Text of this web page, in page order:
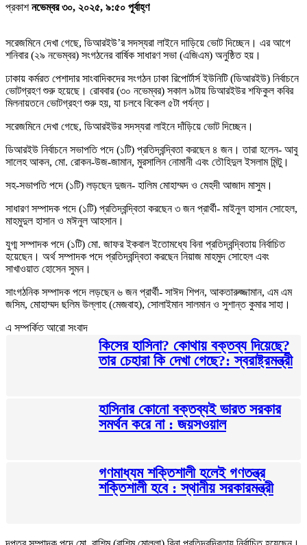
প্রকাশনভেম্বর ৩০, ২০২৫, ৯:৫০ পূর্বাহ্ণ
সরেজমিনে দেখা গেছে, ডিআরইউ’র সদস্যরা লাইনে দাড়িয়ে ভোট দিচ্ছেন। এর আগে
শনিবার (২৯ নভেম্বর) সংগঠনের বার্ষিক সাধারণ সভা (এজিএম) অনুষ্ঠিত হয়।
ঢাকায় কর্মরত পেশাদার সাংবাদিকদের সংগঠন ঢাকা রিপোর্টার্স ইউনিটি (ডিআরইউ) নির্বাচনে
ভোটগ্রহণ শুরু হয়েছে। রোববার (৩০ নভেম্বর) সকাল ৯টায় ডিআরইউর শফিকুল কবির
মিলনায়তনে ভোটগ্রহণ শুরু হয়, যা চলবে বিকেল ৫টা পর্যন্ত।
সরেজমিনে দেখা গেছে, ডিআরইউর সদস্যরা লাইনে দাঁড়িয়ে ভোট দিচ্ছেন।
ডিআরইউ নির্বাচনে সভাপতি পদে (১টি) প্রতিদ্বন্দ্বিতা করছেন ৪ জন। তারা হলেন- আবু
সালেহ আকন, মো. রোকন-উজ-জামান, মুরসালিন নোমানী এবং তৌহিদুল ইসলাম মিন্টু।
সহ-সভাপতি পদে (১টি) লড়ছেন দুজন- হালিম মোহাম্মদ ও মেহদী আজাদ মাসুম।
সাধারণ সম্পাদক পদে (১টি) প্রতিদ্বন্দ্বিতা করছেন ৩ জন প্রার্থী- মাইনুল হাসান সোহেল,
মাহমুদুল হাসান ও মঈনুল আহসান।
যুগ্ম সম্পাদক পদে (১টি) মো. জাফর ইকবাল ইতোমধ্যে বিনা প্রতিদ্বন্দ্বিতায় নির্বাচিত
হয়েছেন। অর্থ সম্পাদক পদে প্রতিদ্বন্দ্বিতা করছেন নিয়াজ মাহমুদ সোহেল এবং
সাখাওয়াত হোসেন সুমন।
সাংগঠনিক সম্পাদক পদে লড়ছেন ৬ জন প্রার্থী- সাঈদ শিপন, আকতারুজ্জামান, এম এম
জসিম, মোহাম্মদ ছলিম উল্লাহ (মেজবাহ), সোলাইমান সালমান ও সুশান্ত কুমার সাহা।
এ সম্পর্কিত আরো সংবাদ
কিসের হাসিনা? কোথায় বক্তব্য দিয়েছে?
তার চেহারা কি দেখা গেছে?: স্বরাষ্ট্রমন্ত্রী
হাসিনার কোনো বক্তব্যই ভারত সরকার
সমর্থন করে না : জয়সওয়াল
গণমাধ্যম শক্তিশালী হলেই গণতন্ত্র
শক্তিশালী হবে : স্থানীয় সরকারমন্ত্রী